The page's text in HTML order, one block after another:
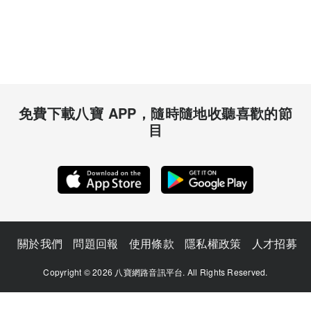
免費下載八寶 APP，隨時隨地收聽喜歡的節
目
關於我們 問題回報 使用條款 隱私權政策 人才招募
Copyright © 2026 八寶網路音訊平台. All Rights Reserved.